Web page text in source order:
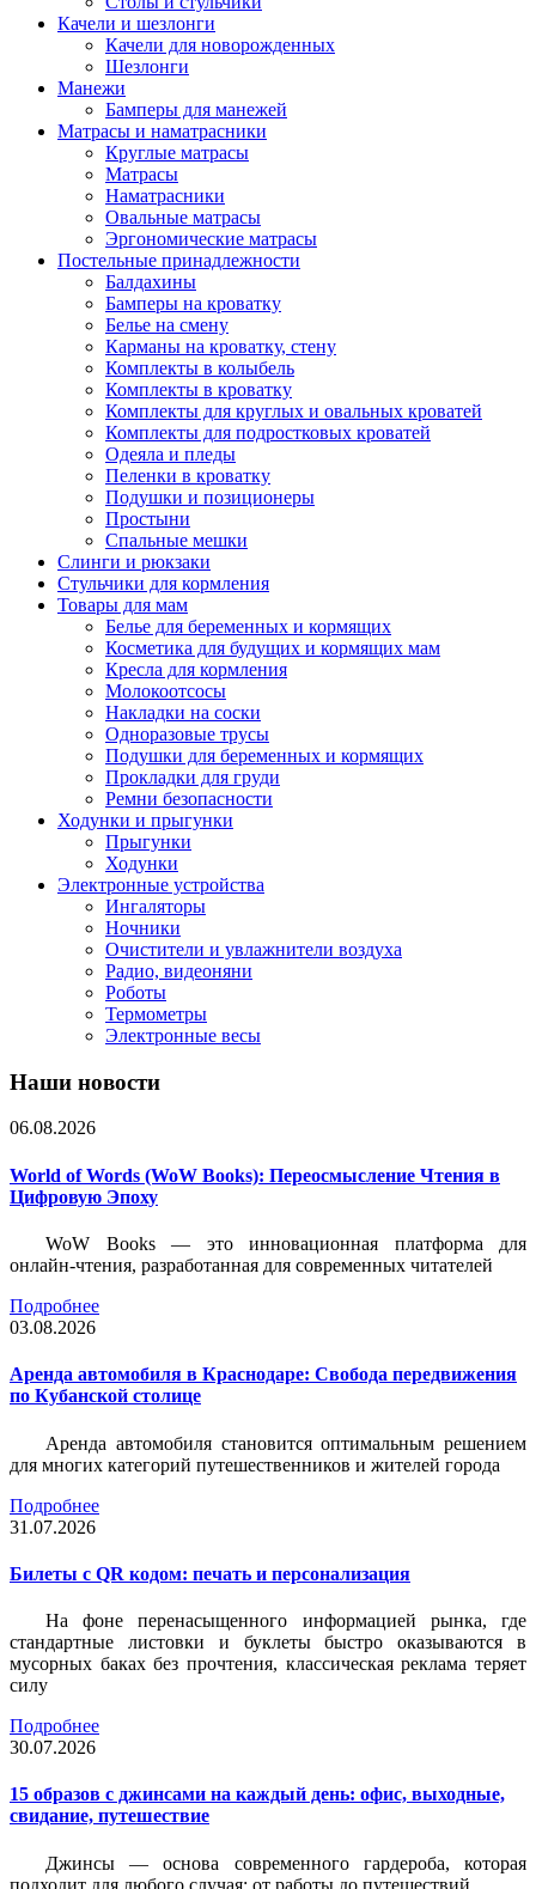
Качели и шезлонги
Качели для новорожденных
Шезлонги
Манежи
Бамперы для манежей
Матрасы и наматрасники
Круглые матрасы
Матрасы
Наматрасники
Овальные матрасы
Эргономические матрасы
Постельные принадлежности
Балдахины
Бамперы на кроватку
Белье на смену
Карманы на кроватку, стену
Комплекты в колыбель
Комплекты в кроватку
Комплекты для круглых и овальных кроватей
Комплекты для подростковых кроватей
Одеяла и пледы
Пеленки в кроватку
Подушки и позиционеры
Простыни
Спальные мешки
Слинги и рюкзаки
Стульчики для кормления
Товары для мам
Белье для беременных и кормящих
Косметика для будущих и кормящих мам
Кресла для кормления
Молокоотсосы
Накладки на соски
Одноразовые трусы
Подушки для беременных и кормящих
Прокладки для груди
Ремни безопасности
Ходунки и прыгунки
Прыгунки
Ходунки
Электронные устройства
Ингаляторы
Ночники
Очистители и увлажнители воздуха
Радио, видеоняни
Роботы
Термометры
Электронные весы
Наши новости
06.08.2026
World of Words (WoW Books): Переосмысление Чтения в
Цифровую Эпоху
WoW Books — это инновационная платформа для
онлайн-чтения, разработанная для современных читателей
Подробнее
03.08.2026
Аренда автомобиля в Краснодаре: Свобода передвижения
по Кубанской столице
Аренда автомобиля становится оптимальным решением
для многих категорий путешественников и жителей города
Подробнее
31.07.2026
Билеты c QR кодом: печать и персонализация
На фоне перенасыщенного информацией рынка, где
стандартные листовки и буклеты быстро оказываются в
мусорных баках без прочтения, классическая реклама теряет
силу
Подробнее
30.07.2026
15 образов с джинсами на каждый день: офис, выходные,
свидание, путешествие
Джинсы — основа современного гардероба, которая
подходит для любого случая: от работы до путешествий